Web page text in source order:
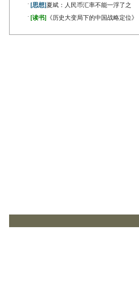
· [思想]夏斌：人民币汇率不能一浮了之
· [读书] 《历史大变局下的中国战略定位》